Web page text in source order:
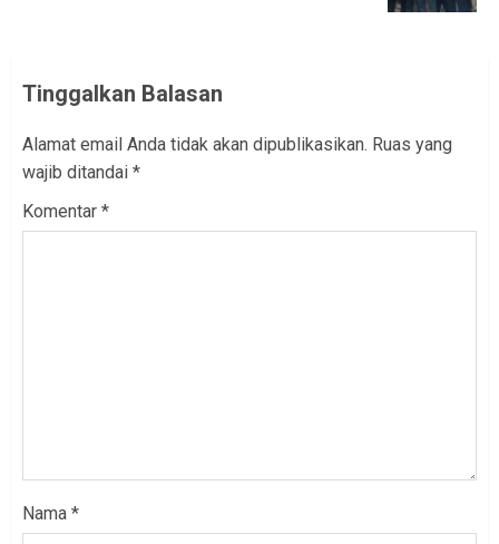
Tinggalkan Balasan
Alamat email Anda tidak akan dipublikasikan. Ruas yang
wajib ditandai *
Komentar *
Nama *